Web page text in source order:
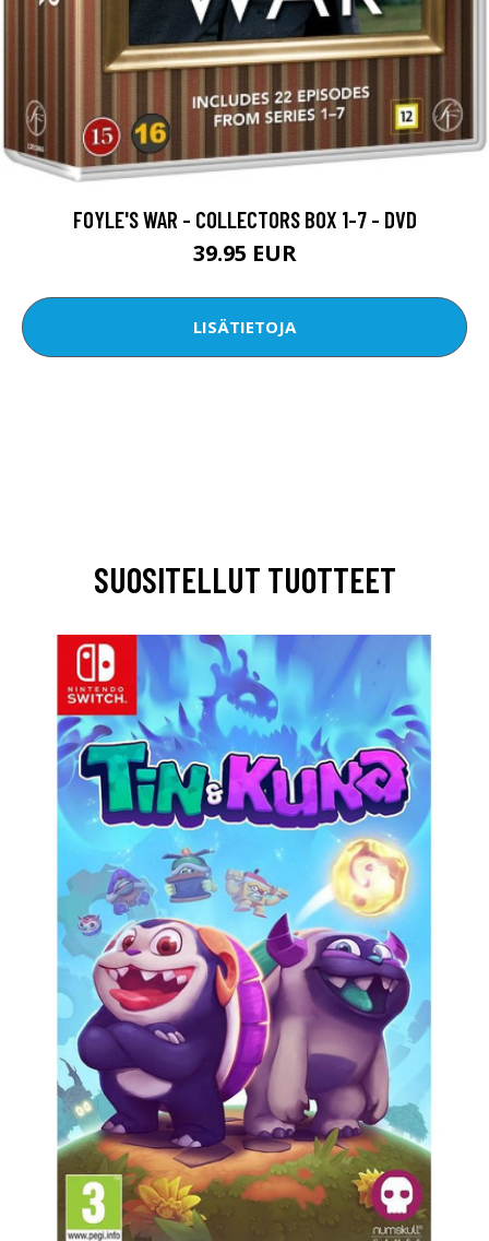
FOYLE'S WAR - COLLECTORS BOX 1-7 - DVD
39.95 EUR
LISÄTIETOJA
SUOSITELLUT TUOTTEET